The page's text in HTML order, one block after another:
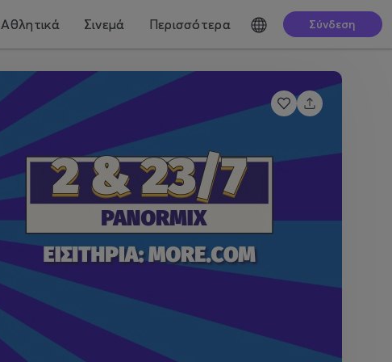
Αθλητικά Σινεμά Περισσότερα Σύνδεση